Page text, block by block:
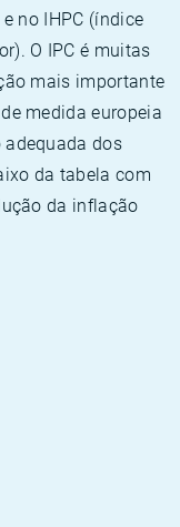
no IHPC (índice
O IPC é muitas
mais importante
medida europeia
adequada dos
da tabela com
da inflação